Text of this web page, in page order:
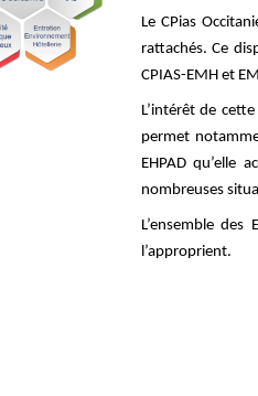
Le CPias
rattachés. Ce
CPIAS-EMH et
L’intérêt de
permet
EHPAD qu’elle
nombreuses
L’ensemble
l’approprient.